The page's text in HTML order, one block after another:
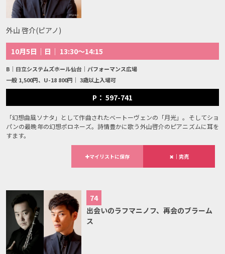
外山 啓介(ピアノ)
10月5日｜日｜ 13:30～14:15
B｜日立システムズホール仙台｜パフォーマンス広場
一般 1,500円、U-18 800円｜ 3歳以上入場可
P： 597-741
「幻想曲風ソナタ」として作曲されたベートーヴェンの「月光」。そしてショ
パンの最晩年の幻想ポロネーズ。詩情豊かに歌う外山啓介のピアニズムに耳を
すます。
マイリストに保存 ｜完売
74
出会いのラフマニノフ、再会のブラーム
ス